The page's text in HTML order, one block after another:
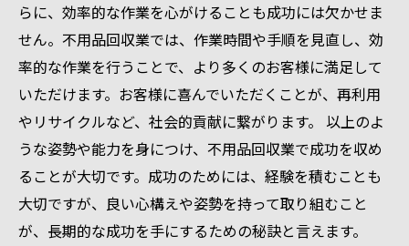
らに、効率的な作業を心がけることも成功には欠かせま
せん。不用品回収業では、作業時間や手順を見直し、効
率的な作業を行うことで、より多くのお客様に満足して
いただけます。お客様に喜んでいただくことが、再利用
やリサイクルなど、社会的貢献に繋がります。 以上のよ
うな姿勢や能力を身につけ、不用品回収業で成功を収め
ることが大切です。成功のためには、経験を積むことも
大切ですが、良い心構えや姿勢を持って取り組むこと
が、長期的な成功を手にするための秘訣と言えます。